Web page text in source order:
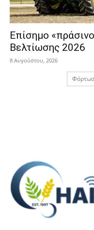
Επίσημο
Βελτίωσης 2026
8 Αυγούστου, 2026